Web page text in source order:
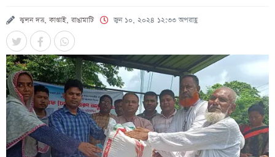
ঝুলন দত্ত, কাপ্তাই, রাঙামাটি জুন ১০, ২০২৪ ১২:৩৩ অপরাহ্ণ